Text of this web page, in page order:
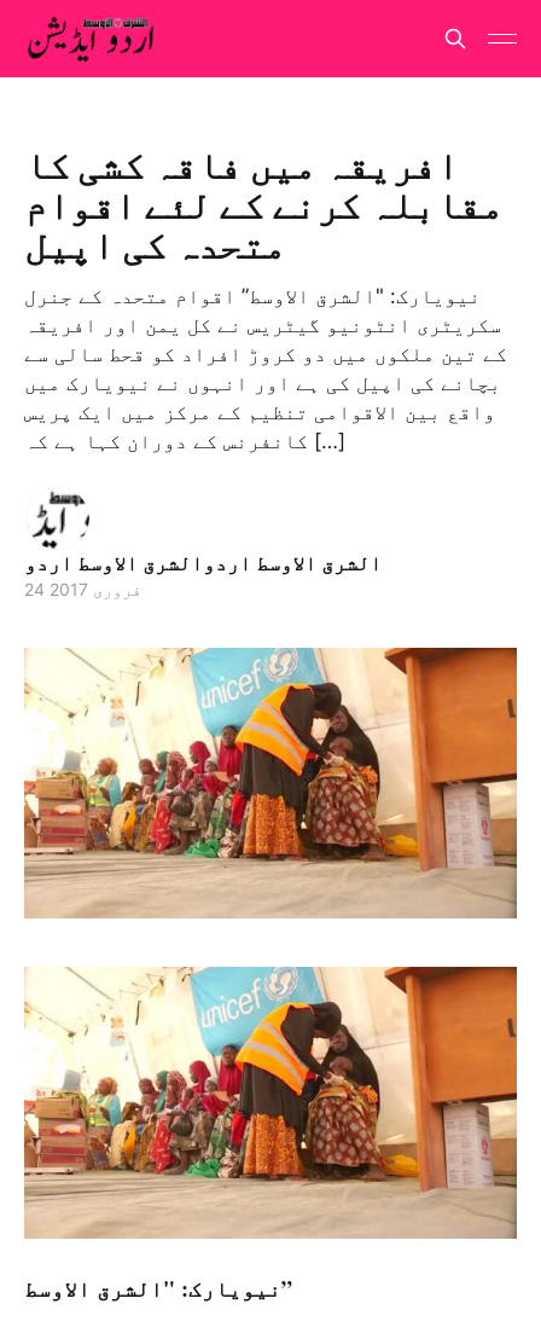
افریقہ میں فاقہ کشی کا
مقابلہ کرنے کے لئے اقوام
متحدہ کی اپیل
نيويارک: "الشرق الاوسط” اقوام متحدہ کے جنرل
سکریٹری انٹونیو گیٹریس نے کل یمن اور افریقہ
کے تین ملکوں میں دو کروڑ افراد کو قحط سالی سے
بچانے کی اپیل کی ہے اور انہوں نے نیویارک میں
واقع بین الاقوامی تنظیم کے مرکز میں ایک پریس
کانفرنس کے دوران کہا ہے کہ […]
الشرق الاوسط اردوالشرق الاوسط اردو
24 فروری 2017
نيويارک: "الشرق الاوسط”